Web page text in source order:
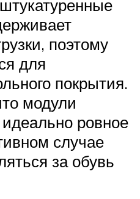
поэтому
для
покрытия.
модули
ровное
случае
за обувь